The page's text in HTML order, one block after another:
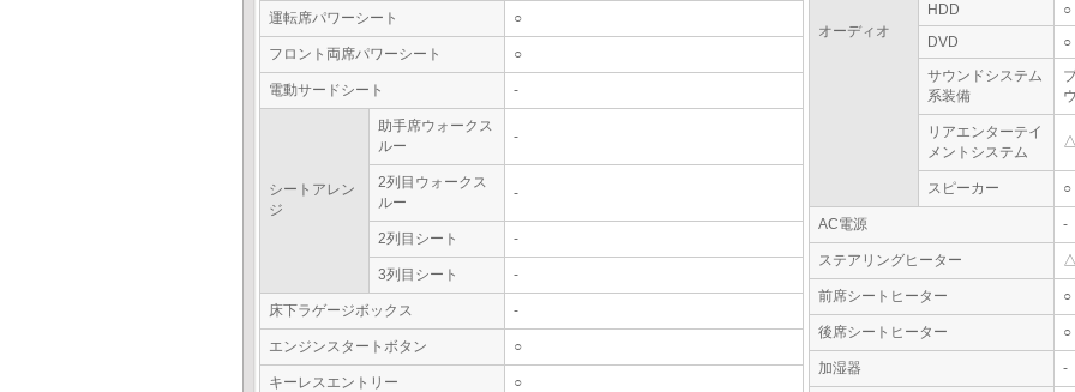
運転席パワーシート ○
フロント両席パワーシート ○
電動サードシート -
シートアレン
ジ
助手席ウォークス
ルー
-
2列目ウォークス
ルー
-
2列目シート -
3列目シート -
床下ラゲージボックス -
エンジンスタートボタン ○
キーレスエントリー ○
オーディオ
HDD
○
DVD
○
サウンドシステム
系装備
リアエンターテイ
メントシステム
スピーカー ○
AC電源 -
ステアリングヒーター
前席シートヒーター ○
後席シートヒーター ○
加湿器 -